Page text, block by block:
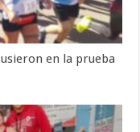
en la prueba